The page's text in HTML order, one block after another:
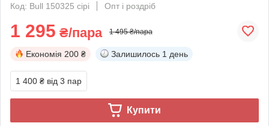
Код: Bull 150325 сірі
Опт і роздріб
1 295 ₴/пара 1 495 ₴/пара
Економія 200 ₴ Залишилось 1 день
1 400 ₴ від 3 пар
Купити